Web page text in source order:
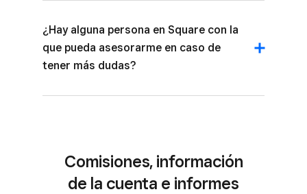
¿Hay alguna persona en Square con la
que pueda asesorarme en caso de
tener más dudas?
Comisiones, información
de la cuenta e informes